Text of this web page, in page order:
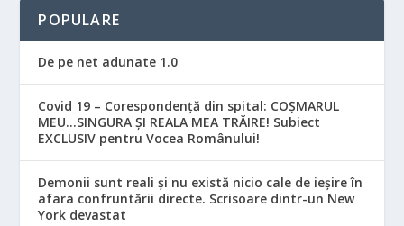
POPULARE
De pe net adunate 1.0
Covid 19 – Corespondență din spital: COȘMARUL
MEU…SINGURA ȘI REALA MEA TRĂIRE! Subiect
EXCLUSIV pentru Vocea Românului!
Demonii sunt reali și nu există nicio cale de ieșire în
afara confruntării directe. Scrisoare dintr-un New
York devastat